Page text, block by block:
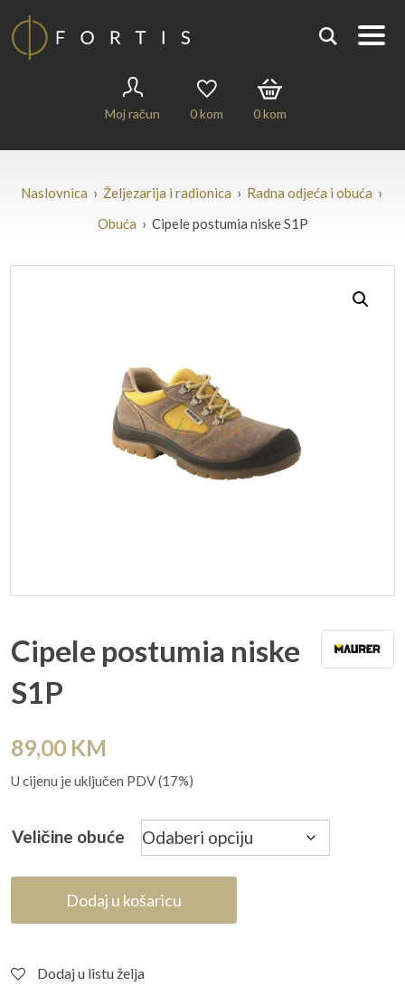
Moj račun 0kom 0kom
Naslovnica › Željezarija i radionica › Radna odjeća i obuća ›
Obuća › Cipele postumia niske S1P
Cipele postumia niske
S1P
89,00 KM
U cijenu je uključen PDV (17%)
Veličine obuće
Dodaj u košaricu
Dodaj u listu želja